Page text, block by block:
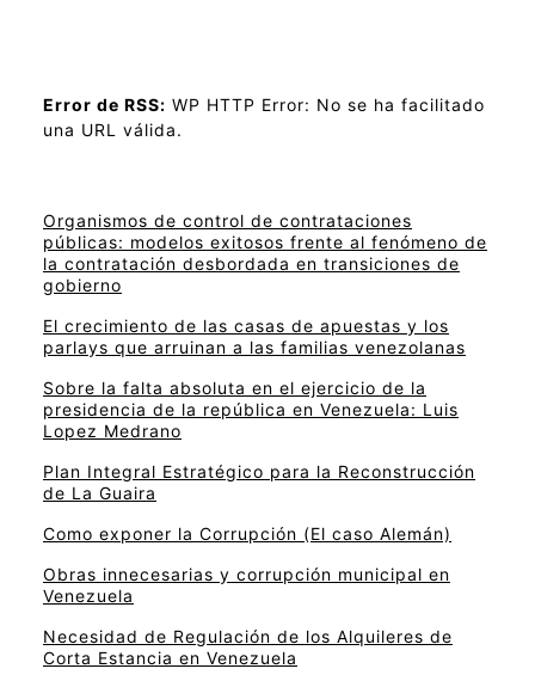
Error de RSS: WP HTTP Error: No se ha facilitado
una URL válida.
Organismos de control de contrataciones
públicas: modelos exitosos frente al fenómeno de
la contratación desbordada en transiciones de
gobierno
El crecimiento de las casas de apuestas y los
parlays que arruinan a las familias venezolanas
Sobre la falta absoluta en el ejercicio de la
presidencia de la república en Venezuela: Luis
Lopez Medrano
Plan Integral Estratégico para la Reconstrucción
de La Guaira
Como exponer la Corrupción (El caso Alemán)
Obras innecesarias y corrupción municipal en
Venezuela
Necesidad de Regulación de los Alquileres de
Corta Estancia en Venezuela